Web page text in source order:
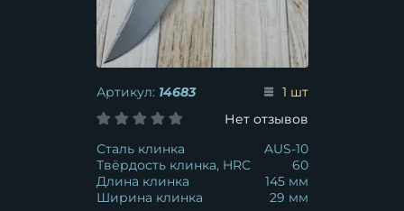
Артикул: 14683
1 шт
Нет отзывов
Сталь клинка
AUS-10
Твёрдость клинка, HRC
60
Длина клинка
145 мм
Ширина клинка
29 мм